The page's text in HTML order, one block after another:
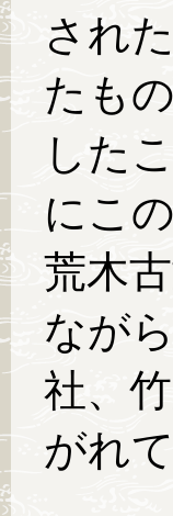
され
たも
した
にこ
荒木
なが
社、
がれ